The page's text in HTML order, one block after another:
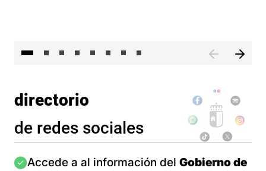
directorio
de redes sociales
Imagen
Accede a al información del Gobierno de